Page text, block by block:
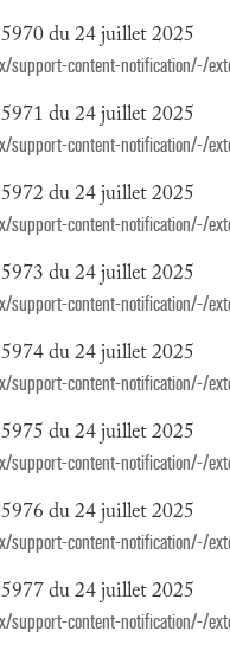
du 24 juillet 2025
support-content-notification/-/
du 24 juillet 2025
support-content-notification/-/
du 24 juillet 2025
support-content-notification/-/
du 24 juillet 2025
support-content-notification/-/
du 24 juillet 2025
support-content-notification/-/
du 24 juillet 2025
support-content-notification/-/
du 24 juillet 2025
support-content-notification/-/
du 24 juillet 2025
support-content-notification/-/